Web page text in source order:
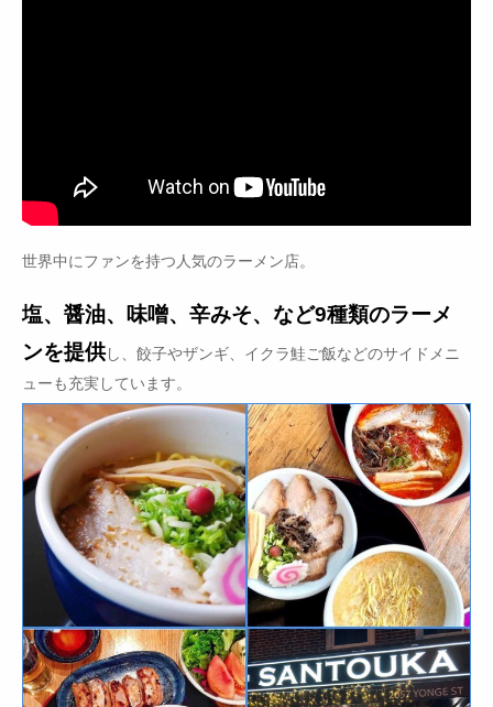
世界中にファンを持つ人気のラーメン店。
塩、醤油、味噌、辛みそ、など9種類のラーメ
ンを提供し、餃子やザンギ、イクラ鮭ご飯などのサイドメニ
ューも充実しています。